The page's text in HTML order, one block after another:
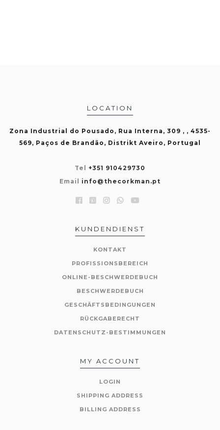
LOCATION
Zona Industrial do Pousado, Rua Interna, 309 , , 4535-
569, Paços de Brandão, Distrikt Aveiro, Portugal
Tel +351 910429730
Email info@thecorkman.pt
KUNDENDIENST
KONTAKT
PROFISSIONSBEREICH
ONLINE-BESCHWERDEBUCH
BESCHWERDEBUCH
GESCHÄFTSBEDINGUNGEN
RÜCKGABERECHT
DATENSCHUTZ-BESTIMMUNGEN
MY ACCOUNT
LOGIN
SHIPPING ADDRESS
BILLING ADDRESS